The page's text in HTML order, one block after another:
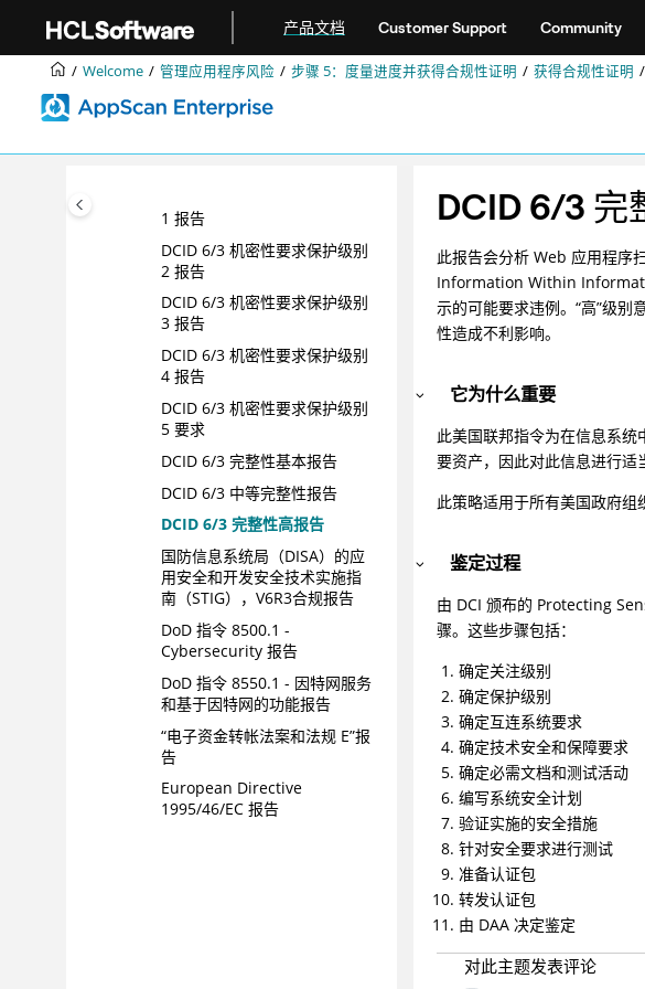
产品文档 Customer Support Community
Welcome 管理应用程序风险 步骤 5：度量进度并获得合规性证明 获得合规性证明
“英国数据保护法案”报告
“DCID 6/3 保护高级技术 IS”报
告
DCID 6/3 基本可用性报告
1 报告
DCID 6/3 机密性要求保护级别
2 报告
DCID 6/3 机密性要求保护级别
3 报告
DCID 6/3 机密性要求保护级别
4 报告
DCID 6/3 机密性要求保护级别
5 要求
DCID 6/3 完整性基本报告
DCID 6/3 中等完整性报告
DCID 6/3 完整性高报告
国防信息系统局（DISA）的应
用安全和开发安全技术实施指
南（STIG），V6R3合规报告
DoD 指令 8500.1 -
Cybersecurity 报告
DoD 指令 8550.1 - 因特网服务
和基于因特网的功能报告
“电子资金转帐法案和法规 E”报
告
European Directive
1995/46/EC 报告
DCID 6/3 完
此报告会分析 Web 应用程序
Information Within
示的可能要求违例。“高”级
性造成不利影响。
它为什么重要
此美国联邦指令为在信息系
要资产，因此对此信息进行适
此策略适用于所有美国政府组
鉴定过程
由 DCI 颁布的 Protecting
骤。这些步骤包括：
确定关注级别
确定保护级别
确定互连系统要求
确定技术安全和保障要求
确定必需文档和测试活动
编写系统安全计划
验证实施的安全措施
针对安全要求进行测试
准备认证包
转发认证包
由 DAA 决定鉴定
对此主题发表评论